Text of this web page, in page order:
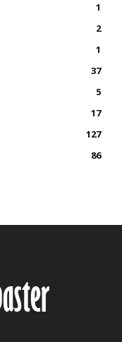
1
2
1
37
5
17
127
86